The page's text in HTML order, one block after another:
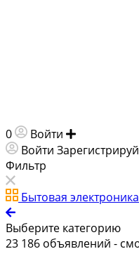
0 Войти
Войти
Фильтр
Бытовая электроника
Выберите категорию
23 186 объявлений -